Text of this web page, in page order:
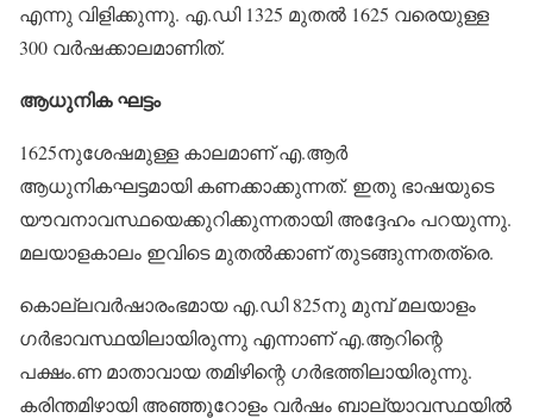
എന്നു വിളിക്കുന്നു. എ.ഡി 1325 മുതല്‍ 1625 വരെയുള്ള
300 വര്‍ഷക്കാലമാണിത്.
ആധുനിക ഘട്ടം
1625നുശേഷമുള്ള കാലമാണ് എ.ആര്‍
ആധുനികഘട്ടമായി കണക്കാക്കുന്നത്. ഇതു ഭാഷയുടെ
യൗവനാവസ്ഥയെക്കുറിക്കുന്നതായി അദ്ദേഹം പറയുന്നു.
മലയാളകാലം ഇവിടെ മുതല്‍ക്കാണ് തുടങ്ങുന്നതത്രെ.
കൊല്ലവര്‍ഷാരംഭമായ എ.ഡി 825നു മുമ്പ് മലയാളം
ഗര്‍ഭാവസ്ഥയിലായിരുന്നു എന്നാണ് എ.ആറിന്റെ
പക്ഷം.ണ മാതാവായ തമിഴിന്റെ ഗര്‍ഭത്തിലായിരുന്നു.
കരിന്തമിഴായി അഞ്ഞൂറോളം വര്‍ഷം ബാല്യാവസ്ഥയില്‍